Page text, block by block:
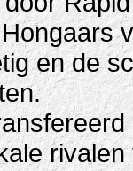
en de